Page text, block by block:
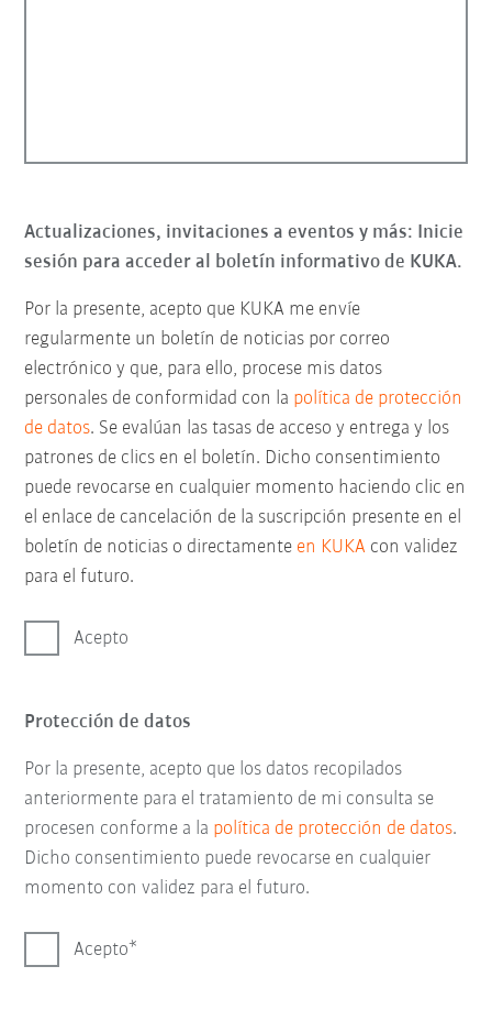
Actualizaciones, invitaciones a eventos y más: Inicie
sesión para acceder al boletín informativo de KUKA.
Por la presente, acepto que KUKA me envíe
regularmente un boletín de noticias por correo
electrónico y que, para ello, procese mis datos
personales de conformidad con la política de protección
de datos. Se evalúan las tasas de acceso y entrega y los
patrones de clics en el boletín. Dicho consentimiento
puede revocarse en cualquier momento haciendo clic en
el enlace de cancelación de la suscripción presente en el
boletín de noticias o directamente en KUKA con validez
para el futuro.
Acepto
Protección de datos
Por la presente, acepto que los datos recopilados
anteriormente para el tratamiento de mi consulta se
procesen conforme a la política de protección de datos.
Dicho consentimiento puede revocarse en cualquier
momento con validez para el futuro.
Acepto